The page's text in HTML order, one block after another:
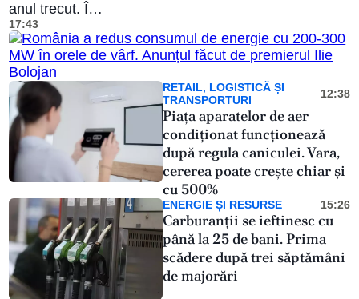
de
presa
anul trecut. Î…
17:43
RETAIL, LOGISTICĂ ȘI
TRANSPORTURI
12:38
Piața aparatelor de aer
condiționat funcționează
după regula caniculei. Vara,
cererea poate crește chiar și
cu 500%
ENERGIE ȘI RESURSE 15:26
Carburanții se ieftinesc cu
până la 25 de bani. Prima
scădere după trei săptămâni
de majorări